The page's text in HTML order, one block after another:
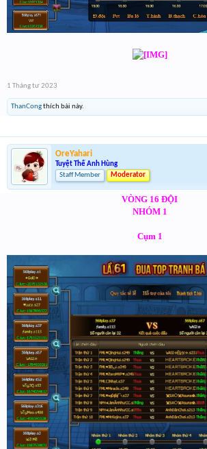
1 Tháng tư 2023
ThanCongthích bài này.
OreYahari
Tuyệt Thế Anh Hùng
Staff Member
Moderator
VÒNG 16 ĐỘI
NHÓM 1
Cụm 1